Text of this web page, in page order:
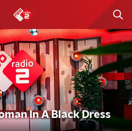
In A Black Dress